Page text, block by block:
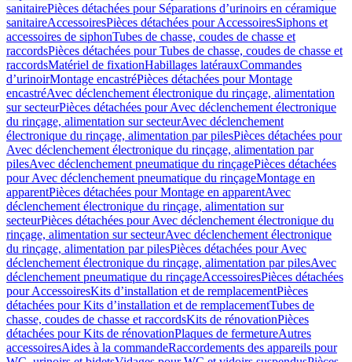
sanitairePièces détachées pour Séparations d’urinoirs en céramique
sanitaireAccessoiresPièces détachées pour AccessoiresSiphons et
accessoires de siphonTubes de chasse, coudes de chasse et
raccordsPièces détachées pour Tubes de chasse, coudes de chasse et
raccordsMatériel de fixationHabillages latérauxCommandes
dʼurinoirMontage encastréPièces détachées pour Montage
encastréAvec déclenchement électronique du rinçage, alimentation
sur secteurPièces détachées pour Avec déclenchement électronique
du rinçage, alimentation sur secteurAvec déclenchement
électronique du rinçage, alimentation par pilesPièces détachées pour
Avec déclenchement électronique du rinçage, alimentation par
pilesAvec déclenchement pneumatique du rinçagePièces détachées
pour Avec déclenchement pneumatique du rinçageMontage en
apparentPièces détachées pour Montage en apparentAvec
déclenchement électronique du rinçage, alimentation sur
secteurPièces détachées pour Avec déclenchement électronique du
rinçage, alimentation sur secteurAvec déclenchement électronique
du rinçage, alimentation par pilesPièces détachées pour Avec
déclenchement électronique du rinçage, alimentation par pilesAvec
déclenchement pneumatique du rinçageAccessoiresPièces détachées
pour AccessoiresKits d’installation et de remplacementPièces
détachées pour Kits d’installation et de remplacementTubes de
chasse, coudes de chasse et raccordsKits de rénovationPièces
détachées pour Kits de rénovationPlaques de fermetureAutres
accessoiresAides à la commandeRaccordements des appareils pour